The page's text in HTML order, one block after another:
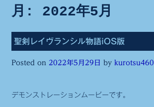
月: 2022年5月
聖剣レイヴランシル物語iOS版
Posted on 2022年5月29日 by kurotsu460
デモンストレーションムービーです。